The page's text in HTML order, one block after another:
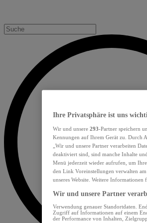
Ihre Privatsphäre ist uns
Wir und unsere 293-Partner speichern
Kennungen auf Ihrem Gerät zu. Durch
„Wir und unsere Partner verarbeiten
deaktiviert sind, sind manche Inhalte
Menü jederzeit wieder aufrufen, um
den Link Voreinstellungen verwalten
unseres Website. Weitere
Wir und unsere Partner
Verwendung genauer Standortdaten.
Zugriff auf Informationen auf einem
der Performance von Inhalten,